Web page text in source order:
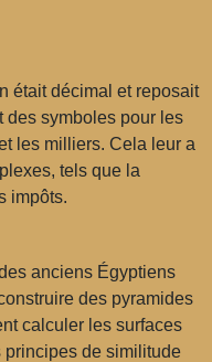
était décimal et reposait
des symboles pour les
les milliers. Cela leur a
tels que la
impôts.
anciens Égyptiens
des pyramides
calculer les surfaces
principes de similitude